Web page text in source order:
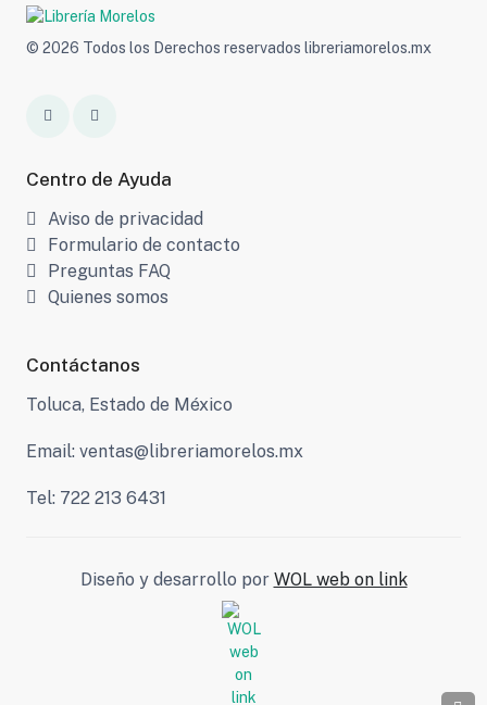
© 2026 Todos los Derechos reservados libreriamorelos.mx
Centro de Ayuda
Aviso de privacidad
Formulario de contacto
Preguntas FAQ
Quienes somos
Contáctanos
Toluca, Estado de México
Email: ventas@libreriamorelos.mx
Tel: 722 213 6431
Diseño y desarrollo por WOL web on link